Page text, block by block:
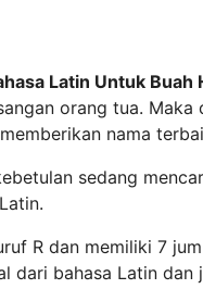
Latin Untuk Buah
orang tua.
nama
sedang
R dan memiliki 7
dari bahasa Latin